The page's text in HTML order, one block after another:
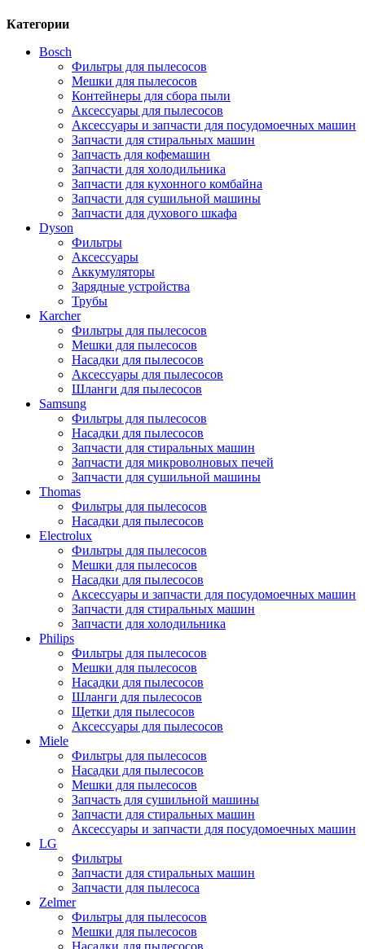
Категории
Bosch
Фильтры для пылесосов
Мешки для пылесосов
Контейнеры для сбора пыли
Аксессуары для пылесосов
Аксессуары и запчасти для посудомоечных машин
Запчасти для стиральных машин
Запчасть для кофемашин
Запчасти для холодильника
Запчасти для кухонного комбайна
Запчасти для сушильной машины
Запчасти для духового шкафа
Dyson
Фильтры
Аксессуары
Аккумуляторы
Зарядные устройства
Трубы
Karcher
Фильтры для пылесосов
Мешки для пылесосов
Насадки для пылесосов
Аксессуары для пылесосов
Шланги для пылесосов
Samsung
Фильтры для пылесосов
Насадки для пылесосов
Запчасти для стиральных машин
Запчасти для микроволновых печей
Запчасти для сушильной машины
Thomas
Фильтры для пылесосов
Насадки для пылесосов
Electrolux
Фильтры для пылесосов
Мешки для пылесосов
Насадки для пылесосов
Аксессуары и запчасти для посудомоечных машин
Запчасти для стиральных машин
Запчасти для холодильника
Philips
Фильтры для пылесосов
Мешки для пылесосов
Насадки для пылесосов
Шланги для пылесосов
Щетки для пылесосов
Аксессуары для пылесосов
Miele
Фильтры для пылесосов
Насадки для пылесосов
Мешки для пылесосов
Запчасть для сушильной машины
Запчасти для стиральных машин
Аксессуары и запчасти для посудомоечных машин
LG
Фильтры
Запчасти для стиральных машин
Запчасти для пылесоса
Zelmer
Фильтры для пылесосов
Мешки для пылесосов